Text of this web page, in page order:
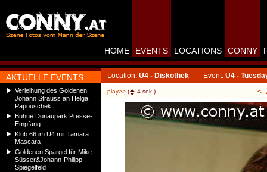
AKTUELLE EVENTS
Verleihung des Goldenen
Johann Strauss an Helga
Papouschek
Bühne Donaupark Presse-
Empfang
Klub 66 im U4 mit Tamara
Mascara
Goldenen Spargel für Mike
Süsser&Johann-Philipp
Spiegelfeld
HOME EVENTS LOCATIONS CONNY
Location: U4 - Diskothek Event: U4 -
play>> ( 4 sek.) <-